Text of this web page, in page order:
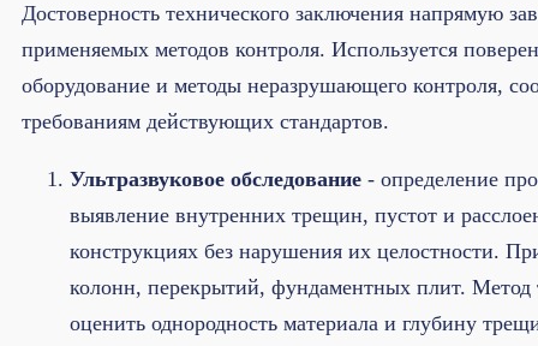
Достоверность технического заключения напрямую
применяемых методов контроля. Используется
оборудование и методы неразрушающего контроля,
требованиям действующих стандартов.
Ультразвуковое обследование- определение
выявление внутренних трещин, пустот и
конструкциях без нарушения их целостности.
колонн, перекрытий, фундаментных плит. Метод
оценить однородность материала и глубину